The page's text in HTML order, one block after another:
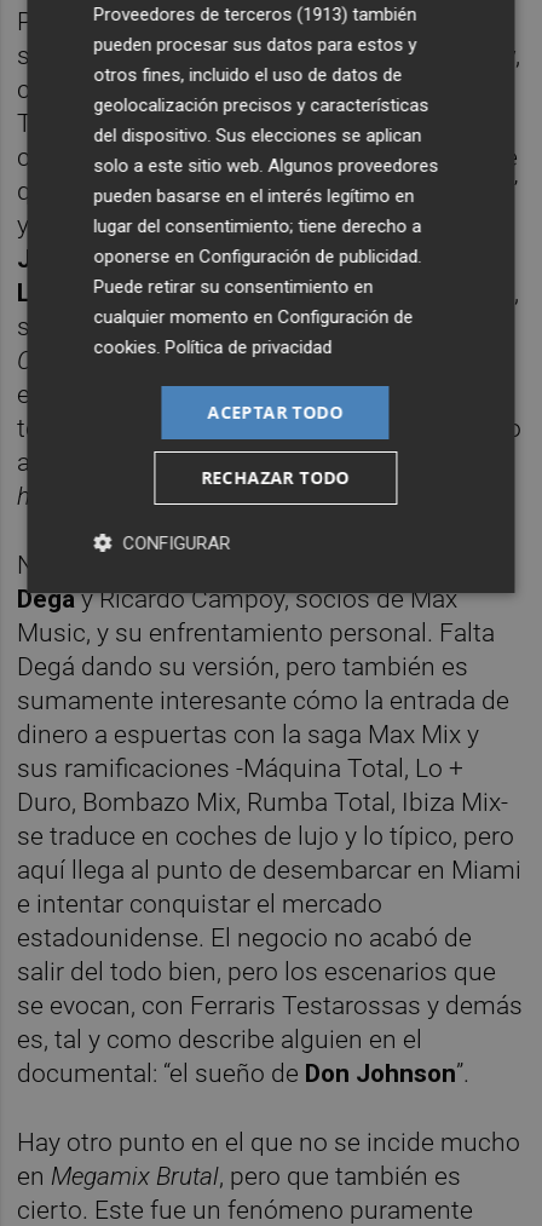
Por no mencionar queYo quiero bailar
su origen en una bronca deRicardo Campoy,
capo de Max Music y Vale Music, a Xasqui
Ten diciéndole que siempre le trae cosas
complicadas, que vaya al grano, que la gente
quiere bailar y este escribió “Yo quiero bailar”
y punto, asunto zanjado. Del mismo modo,
Jordi Cubino, en su día el proyectoDavid
Lyme
que arrasó en Corea y Japón en los 80,
se pone al piano y cuenta que él escribió
Corazón latino deBisbal. Yo estaría horas
escuchando hablar de la elaboración de
todos estos temas. Habrá que echarle un ojo
a las 650 páginas deToni Peret y sus
herman@s en el ritmo
No obstante, la trama gira en torno a
Degáy Ricardo Campoy, socios de Max
Music, y su enfrentamiento personal. Falta
Degá dando su versión, pero también es
sumamente interesante cómo la entrada de
dinero a espuertas con la saga Max Mix y
sus ramificaciones -Máquina Total, Lo +
Duro, Bombazo Mix, Rumba Total, Ibiza Mix-
se traduce en coches de lujo y lo típico, pero
aquí llega al punto de desembarcar en Miami
e intentar conquistar el mercado
estadounidense. El negocio no acabó de
salir del todo bien, pero los escenarios que
se evocan, con Ferraris Testarossas y demás
es, tal y como describe alguien en el
documental: “el sueño de Don Johnson”.
Hay otro punto en el que no se incide mucho
en Megamix Brutal, pero que también es
cierto. Este fue un fenómeno puramente
Proveedores de terceros (1913) también
pueden procesar sus datos para estos y
otros fines, incluido el uso de datos de
geolocalización precisos y características
del dispositivo. Sus elecciones se aplican
solo a este sitio web. Algunos proveedores
pueden basarse en el interés legítimo en
lugar del consentimiento; tiene derecho a
oponerse enConfiguración de publicidad
Puede retirar su consentimiento en
cualquier momento enConfiguración de
cookies .Política de privacidad
ACEPTAR TODO
RECHAZAR TODO
CONFIGURAR